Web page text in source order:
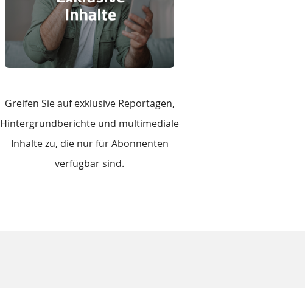
Greifen Sie auf exklusive Reportagen,
Hintergrundberichte und multimediale
Inhalte zu, die nur für Abonnenten
verfügbar sind.